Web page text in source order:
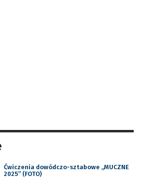
Ćwiczenia dowódczo-sztabowe „MUCZNE
2025” (FOTO)